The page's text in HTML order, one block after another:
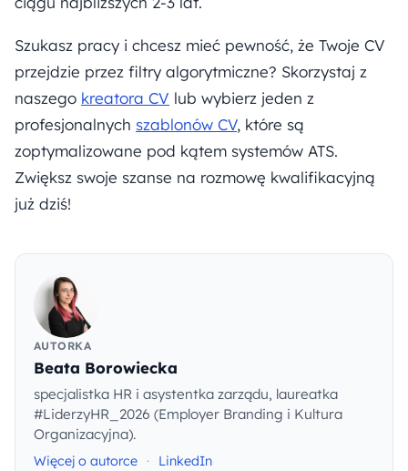
Szukasz pracy i chcesz mieć pewność, że Twoje CV
przejdzie przez filtry algorytmiczne? Skorzystaj z
naszego kreatora CV lub wybierz jeden z
profesjonalnych szablonów CV, które są
zoptymalizowane pod kątem systemów ATS.
Zwiększ swoje szanse na rozmowę kwalifikacyjną
już dziś!
AUTORKA
Beata Borowiecka
specjalistka HR i asystentka zarządu, laureatka
#LiderzyHR_2026 (Employer Branding i Kultura
Organizacyjna).
Więcej o autorce · LinkedIn